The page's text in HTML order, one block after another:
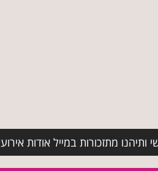
מתזכורות במייל אודות